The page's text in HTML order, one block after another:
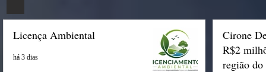
Licença Ambiental
há 3 dias
Cirone
R$2
região do